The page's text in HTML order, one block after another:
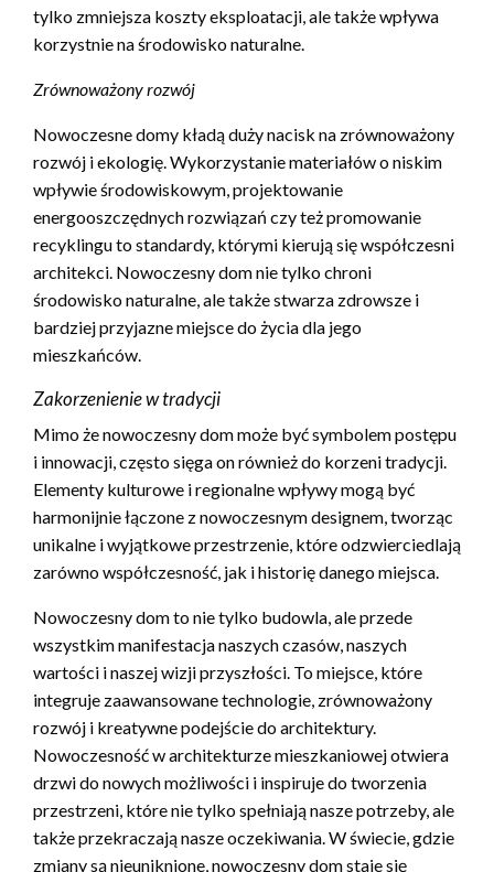
tylko zmniejsza koszty eksploatacji, ale także wpływa
korzystnie na środowisko naturalne.
Zrównoważony rozwój
Nowoczesne domy kładą duży nacisk na zrównoważony
rozwój i ekologię. Wykorzystanie materiałów o niskim
wpływie środowiskowym, projektowanie
energooszczędnych rozwiązań czy też promowanie
recyklingu to standardy, którymi kierują się współczesni
architekci. Nowoczesny dom nie tylko chroni
środowisko naturalne, ale także stwarza zdrowsze i
bardziej przyjazne miejsce do życia dla jego
mieszkańców.
Zakorzenienie w tradycji
Mimo że nowoczesny dom może być symbolem postępu
i innowacji, często sięga on również do korzeni tradycji.
Elementy kulturowe i regionalne wpływy mogą być
harmonijnie łączone z nowoczesnym designem, tworząc
unikalne i wyjątkowe przestrzenie, które odzwierciedlają
zarówno współczesność, jak i historię danego miejsca.
Nowoczesny dom to nie tylko budowla, ale przede
wszystkim manifestacja naszych czasów, naszych
wartości i naszej wizji przyszłości. To miejsce, które
integruje zaawansowane technologie, zrównoważony
rozwój i kreatywne podejście do architektury.
Nowoczesność w architekturze mieszkaniowej otwiera
drzwi do nowych możliwości i inspiruje do tworzenia
przestrzeni, które nie tylko spełniają nasze potrzeby, ale
także przekraczają nasze oczekiwania. W świecie, gdzie
zmiany są nieuniknione, nowoczesny dom staje się